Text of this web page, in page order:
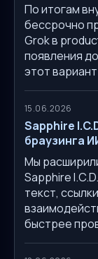
По итогам
бессрочно
Grok в
появления
этот
15.06.2026
Sapphire
браузинга
Мы
Sapphire
текст,
быстрее